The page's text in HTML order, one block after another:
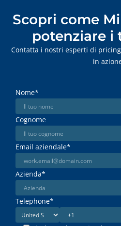
Scopri come
potenziare i
Contatta i nostri esperti di
in
Nome*
Cognome
Email aziendale*
Azienda*
Telephone*